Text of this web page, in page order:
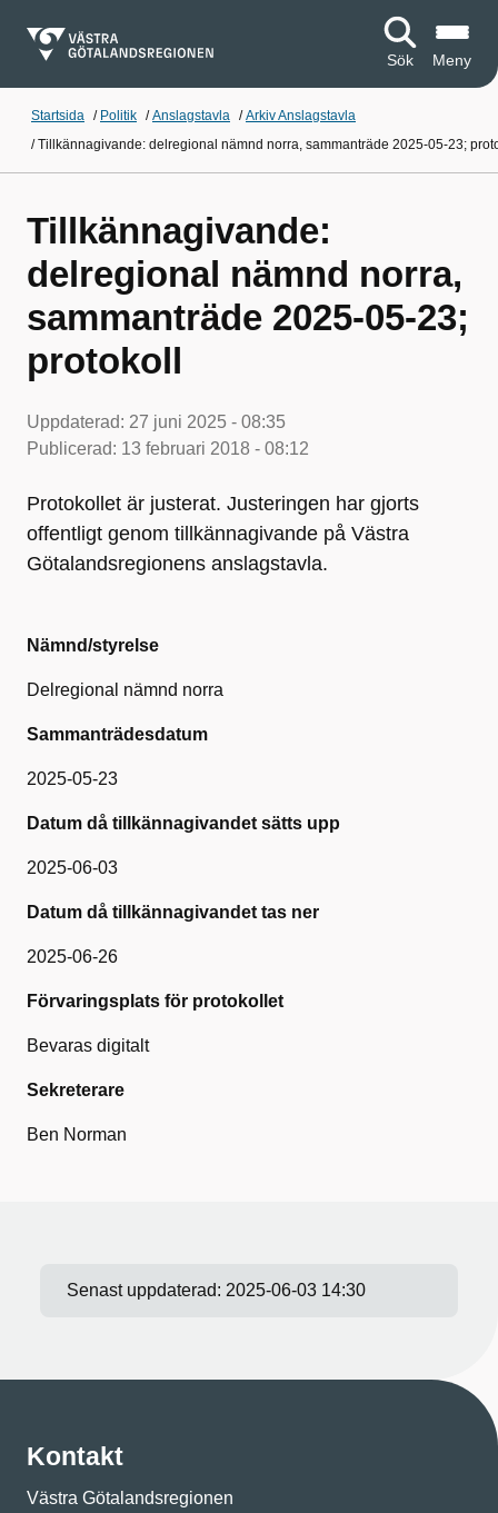
Sök Meny
Startsida / Politik /Anslagstavla /Arkiv Anslagstavla
/Tillkännagivande: delregional nämnd norra, sammanträde 2025-05-23;
Tillkännagivande:
delregional nämnd norra,
sammanträde 2025-05-23;
protokoll
Uppdaterad: 27 juni 2025 - 08:35
Publicerad: 13 februari 2018 - 08:12
Protokollet är justerat. Justeringen har gjorts
offentligt genom tillkännagivande på Västra
Götalandsregionens anslagstavla.
Nämnd/styrelse
Delregional nämnd norra
Sammanträdesdatum
2025-05-23
Datum då tillkännagivandet sätts upp
2025-06-03
Datum då tillkännagivandet tas ner
2025-06-26
Förvaringsplats för protokollet
Bevaras digitalt
Sekreterare
Ben Norman
Senast uppdaterad: 2025-06-03 14:30
Kontakt
Västra Götalandsregionen